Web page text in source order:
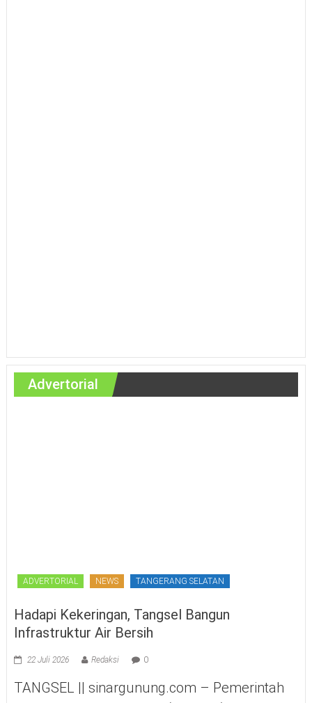
Advertorial
ADVERTORIAL NEWS TANGERANG SELATAN
Hadapi Kekeringan, Tangsel Bangun
Infrastruktur Air Bersih
22 Juli 2026 Redaksi 0
TANGSEL || sinargunung.com – Pemerintah